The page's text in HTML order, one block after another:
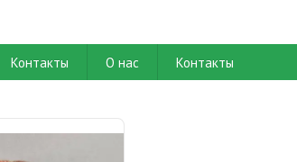
Контакты О нас Контакты